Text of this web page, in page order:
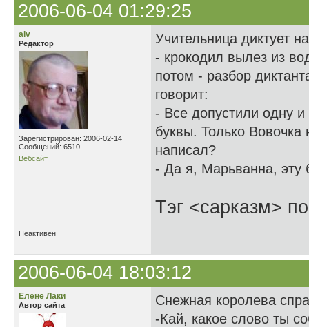
2006-06-04 01:29:25
alv
Редактор
Зарегистрирован: 2006-02-14
Сообщений: 6510
Вебсайт
Учительница диктует
- крокодил вылез из
потом - разбор
говорит:
- Все допустили одну
буквы. Только
написал?
- Да я, Марьванна, эту
Тэг <сарказм>
Неактивен
2006-06-04 18:03:12
Елене Лаки
Автор сайта
Снежная королева
-Кай, какое слово ты